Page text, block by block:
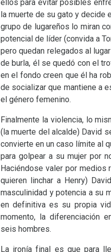
ellos para evitar posibles
la muerte de su gato y decide
grupo de lugareños lo miran
potencial de líder (convida a
pero quedan relegados al
de burla, él se quedó con el
en el fondo creen que él ha
de socializar que mantiene a
el género femenino.
Finalmente la violencia, lo
(la muerte del alcalde) David
convierte en un caso límite al
para golpear a su mujer por
Haciéndose valer por medios
quieren linchar a Henry)
masculinidad y potencia a su
en definitiva es su propia
momento, la diferenciación
seis hombres.
La ironía final es que para